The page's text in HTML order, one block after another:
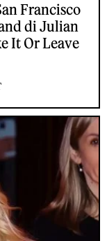
Francisco
di Julian
It Or Leave